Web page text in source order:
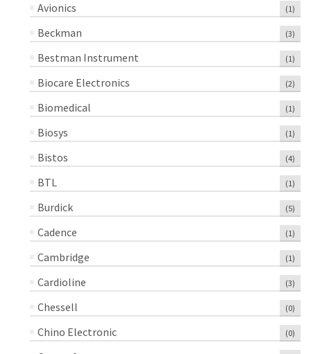
Avionics (1)
Beckman (3)
Bestman Instrument (1)
Biocare Electronics (2)
Biomedical (1)
Biosys (1)
Bistos (4)
BTL (1)
Burdick (5)
Cadence (1)
Cambridge (1)
Cardioline (3)
Chessell (0)
Chino Electronic (0)